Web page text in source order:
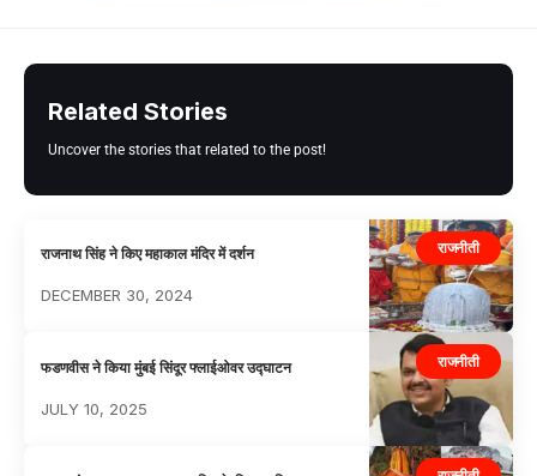
Related Stories
Uncover the stories that related to the post!
राजनीती
राजनाथ सिंह ने किए महाकाल मंदिर में दर्शन
DECEMBER 30, 2024
राजनीती
फडणवीस ने किया मुंबई सिंदूर फ्लाईओवर उद्घाटन
JULY 10, 2025